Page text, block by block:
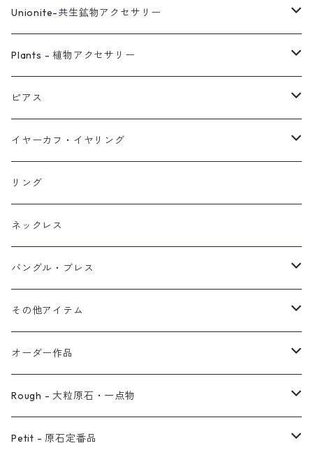
Unionite-共生鉱物アクセサリー
ピアス
ネックレス
イヤーカフ
イヤリング
Plants - 植物アクセサリー
ピアス
ネックレス
リング
ブレス
オブジェ
イヤーカフ
ピアス
スタッド・一粒
フック・ぶら下がり
フープ
イヤーカフ・イヤリング
原石イヤーカフ
植物イヤーカフ
ぶら下がりイヤーカフ
2連イヤーカフ
イヤリング対応
ノンホールピアス
オーダー用ページ
リング
ネックレス
バングル・ブレス
ブレスレット
バングル
その他アイテム
ブローチ
ヘアアクセサリー
オーダー作品
リング
ネックレス
Rough - 大粒原石・一点物
ピアス
Petit - 原石定番品